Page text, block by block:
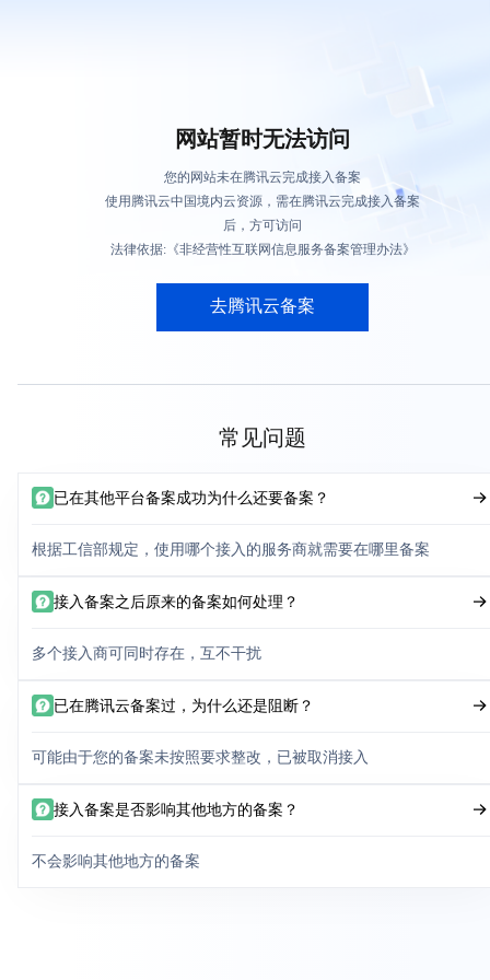
网站暂时无法访问
您的网站未在腾讯云完成接入备案
使用腾讯云中国境内云资源，需在腾讯云完成接入备案
后，方可访问
法律依据:《非经营性互联网信息服务备案管理办法》
去腾讯云备案
常见问题
已在其他平台备案成功为什么还要备案？
根据工信部规定，使用哪个接入的服务商就需要在哪里备案
接入备案之后原来的备案如何处理？
多个接入商可同时存在，互不干扰
已在腾讯云备案过，为什么还是阻断？
可能由于您的备案未按照要求整改，已被取消接入
接入备案是否影响其他地方的备案？
不会影响其他地方的备案